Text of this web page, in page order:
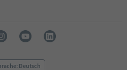
Deutsch